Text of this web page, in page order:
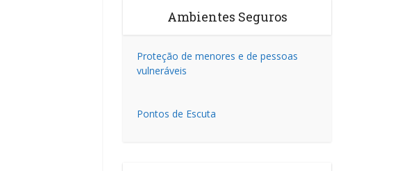
Ambientes Seguros
Proteção de menores e de pessoas
vulneráveis
Pontos de Escuta